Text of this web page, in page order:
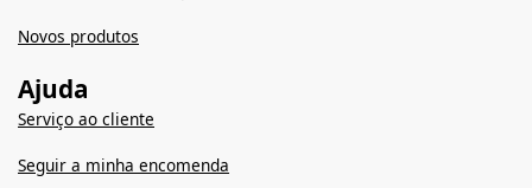
Novos produtos
Ajuda
Serviço ao cliente
Seguir a minha encomenda